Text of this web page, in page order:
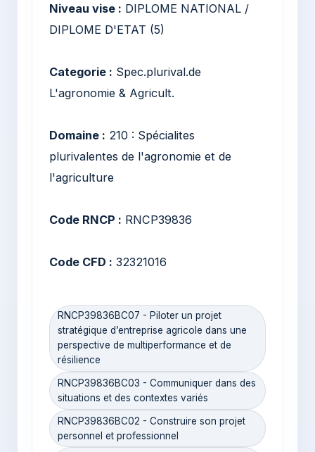
Niveau vise : DIPLOME NATIONAL /
DIPLOME D'ETAT (5)
Categorie : Spec.plurival.de
L'agronomie & Agricult.
Domaine : 210 : Spécialites
plurivalentes de l'agronomie et de
l'agriculture
Code RNCP : RNCP39836
Code CFD : 32321016
RNCP39836BC07 - Piloter un projet
stratégique d’entreprise agricole dans une
perspective de multiperformance et de
résilience
RNCP39836BC03 - Communiquer dans des
situations et des contextes variés
RNCP39836BC02 - Construire son projet
personnel et professionnel